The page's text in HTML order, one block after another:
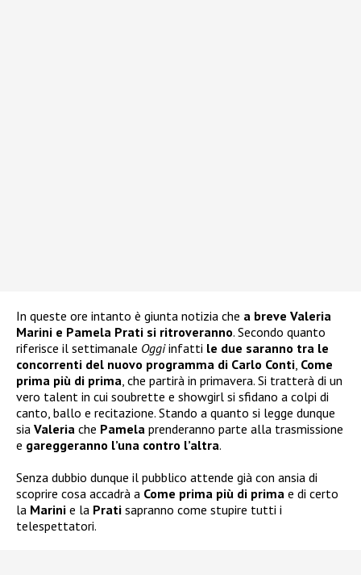
In queste ore intanto è giunta notizia che a breve Valeria
Marini e Pamela Prati si ritroveranno. Secondo quanto
riferisce il settimanale Oggiinfatti le due saranno tra le
concorrenti del nuovo programma di Carlo Conti Come
prima più di prima , che partirà in primavera. Si tratterà di un
vero talent in cui soubrette e showgirl si sfidano a colpi di
canto, ballo e recitazione. Stando a quanto si legge dunque
sia Valeria che Pamela prenderanno parte alla trasmissione
e gareggeranno l’una contro l’altra.
Senza dubbio dunque il pubblico attende già con ansia di
scoprire cosa accadrà a Come prima più di prima e di certo
la Marini e la Prati sapranno come stupire tutti i
telespettatori.